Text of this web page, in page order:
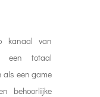
kanaal van
een totaal
als een game
behoorlijke